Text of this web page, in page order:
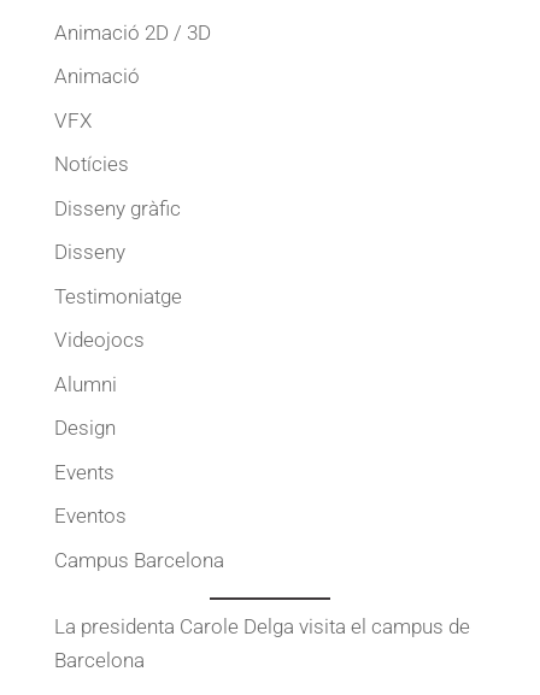
Animació 2D / 3D
Animació
VFX
Notícies
Disseny gràfic
Disseny
Testimoniatge
Videojocs
Alumni
Design
Events
Eventos
Campus Barcelona
La presidenta Carole Delga visita el campus de
Barcelona